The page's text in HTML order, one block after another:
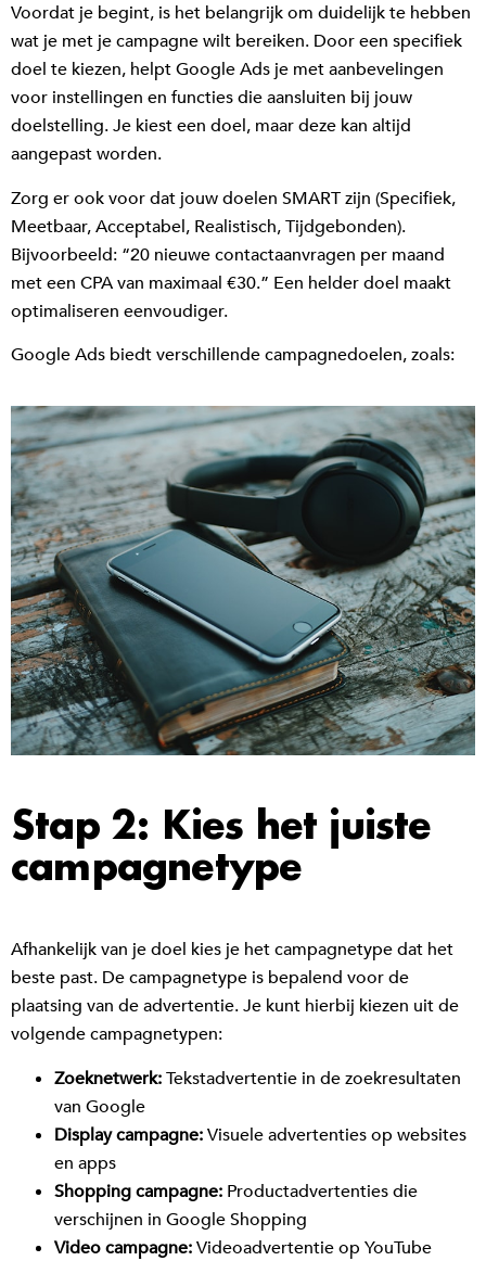
Voordat je begint, is het belangrijk om duidelijk te hebben
wat je met je campagne wilt bereiken. Door een specifiek
doel te kiezen, helpt Google Ads je met aanbevelingen
voor instellingen en functies die aansluiten bij jouw
doelstelling. Je kiest een doel, maar deze kan altijd
aangepast worden.
Zorg er ook voor dat jouw doelen SMART zijn (Specifiek,
Meetbaar, Acceptabel, Realistisch, Tijdgebonden).
Bijvoorbeeld: “20 nieuwe contactaanvragen per maand
met een CPA van maximaal €30.” Een helder doel maakt
optimaliseren eenvoudiger.
Google Ads biedt verschillende campagnedoelen, zoals:
Stap 2: Kies het juiste
campagnetype
Afhankelijk van je doel kies je het campagnetype dat het
beste past. De campagnetype is bepalend voor de
plaatsing van de advertentie. Je kunt hierbij kiezen uit de
volgende campagnetypen:
Zoeknetwerk:Tekstadvertentie in de zoekresultaten
van Google
Display campagne:Visuele advertenties op websites
en apps
Shopping campagne: Productadvertenties die
verschijnen in Google Shopping
Video campagne:Videoadvertentie op YouTube